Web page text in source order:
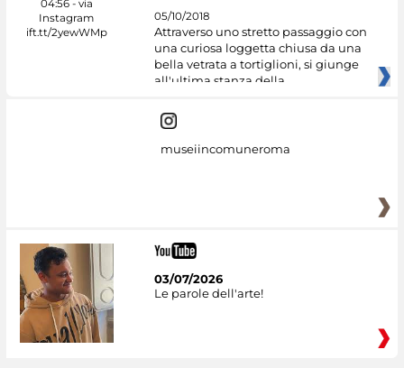
05/10/2018
Attraverso uno stretto passaggio con
una curiosa loggetta chiusa da una
bella vetrata a tortiglioni, si giunge
all'ultima stanza della
museiincomuneroma
03/07/2026
Le parole dell'arte!